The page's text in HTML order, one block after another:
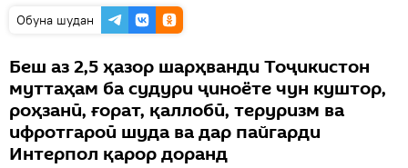
Обуна шудан
Беш аз 2,5 ҳазор шарҳванди Тоҷикистон
муттаҳам ба судури ҷиноёте чун куштор,
роҳзанӣ, ғорат, қаллобӣ, теруризм ва
ифротгароӣ шуда ва дар пайгарди
Интерпол қарор доранд